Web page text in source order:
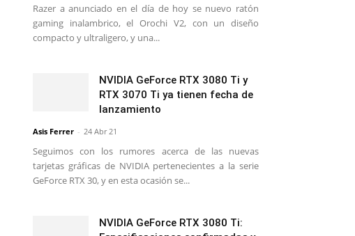
Razer a anunciado en el día de hoy se nuevo ratón
gaming inalambrico, el Orochi V2, con un diseño
compacto y ultraligero, y una...
NVIDIA GeForce RTX 3080 Ti y
RTX 3070 Ti ya tienen fecha de
lanzamiento
Asis Ferrer - 24 Abr 21
Seguimos con los rumores acerca de las nuevas
tarjetas gráficas de NVIDIA pertenecientes a la serie
GeForce RTX 30, y en esta ocasión se...
NVIDIA GeForce RTX 3080 Ti: